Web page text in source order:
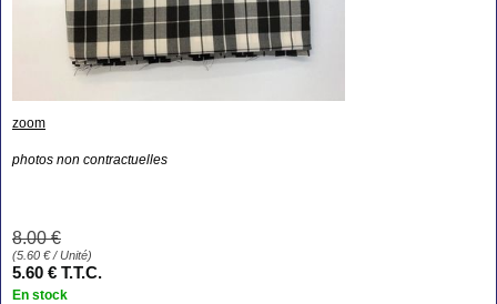
zoom
photos non contractuelles
8.00 €
(5.60 €/ Unité)
5.60 € T.T.C.
En stock